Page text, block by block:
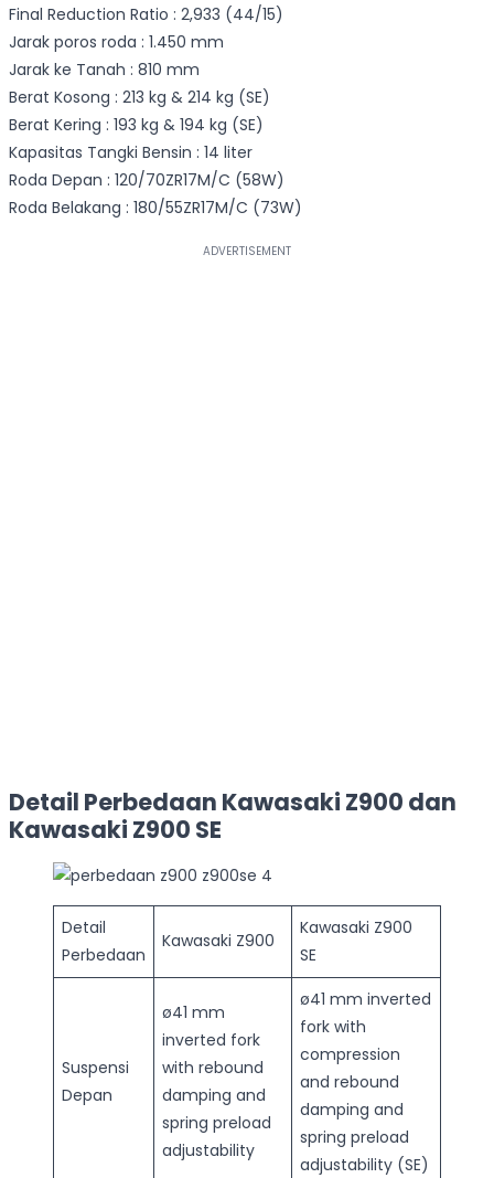
Final Reduction Ratio : 2,933 (44/15)
Jarak poros roda : 1.450 mm
Jarak ke Tanah : 810 mm
Berat Kosong : 213 kg & 214 kg (SE)
Berat Kering : 193 kg & 194 kg (SE)
Kapasitas Tangki Bensin : 14 liter
Roda Depan : 120/70ZR17M/C (58W)
Roda Belakang : 180/55ZR17M/C (73W)
Detail Perbedaan Kawasaki Z900 dan
Kawasaki Z900 SE
Detail
Perbedaan
Kawasaki Z900
Kawasaki Z900
SE
Suspensi
Depan
ø41 mm
inverted fork
with rebound
damping and
spring preload
adjustability
ø41 mm inverted
fork with
compression
and rebound
damping and
spring preload
adjustability (SE)